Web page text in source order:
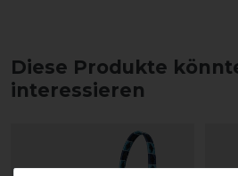
Diese Produkte
interessieren